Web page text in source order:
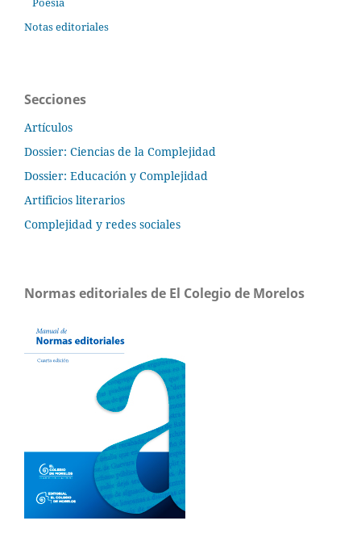
Notas editoriales
Secciones
Artículos
Dossier: Ciencias de la Complejidad
Dossier: Educación y Complejidad
Artificios literarios
Complejidad y redes sociales
Normas editoriales de El Colegio de Morelos